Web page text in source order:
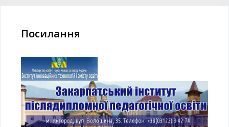
Посилання